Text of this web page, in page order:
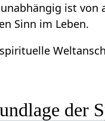
ist von
Sinn im Leben.
der